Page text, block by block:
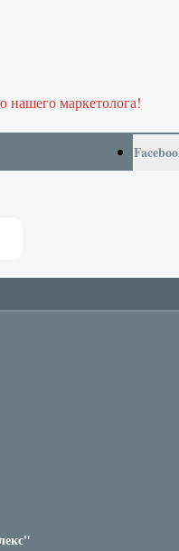
нашего маркетолога!